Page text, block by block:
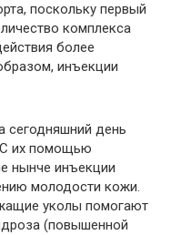
поскольку первый
комплекса
более
инъекции
сегодняшний день
С их помощью
нынче инъекции
молодости кожи.
уколы помогают
(повышенной